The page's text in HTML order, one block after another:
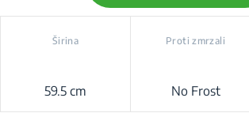
Širina
59.5 cm
Proti zmrzali
No Frost